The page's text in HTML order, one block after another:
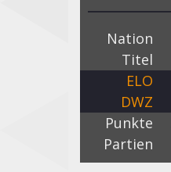
Nation
Titel
ELO
DWZ
Punkte
Partien